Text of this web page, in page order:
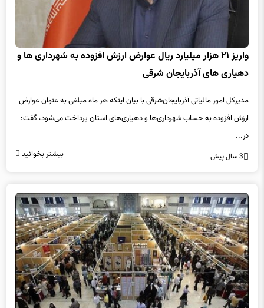
واریز ۲۱ هزار میلیارد ریال عوارض ارزش افزوده به شهرداری ها و
دهیاری های آذربایجان شرقی
مدیرکل امور مالیاتی آذربایجان‌شرقی با بیان اینکه هر ماه مبلغی به عنوان عوارض
ارزش افزوده به حساب شهرداری‌ها و دهیاری‌های استان پرداخت می‌شود، گفت:
در...
3 سال پیش بیشتر بخوانید